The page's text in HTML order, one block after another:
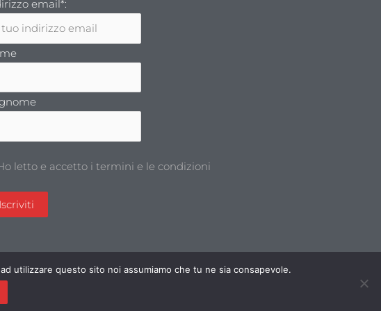
email*:
letto e accetto i termini e le condizioni
utilizzare questo sito noi assumiamo che tu ne sia consapevole.